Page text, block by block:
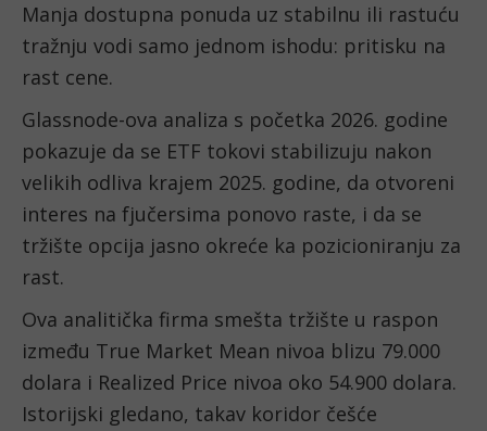
Manja dostupna ponuda uz stabilnu ili rastuću
tražnju vodi samo jednom ishodu: pritisku na
rast cene.
Glassnode-ova analiza s početka 2026. godine
pokazuje da se ETF tokovi stabilizuju nakon
velikih odliva krajem 2025. godine, da otvoreni
interes na fjučersima ponovo raste, i da se
tržište opcija jasno okreće ka pozicioniranju za
rast.
Ova analitička firma smešta tržište u raspon
između True Market Mean nivoa blizu 79.000
dolara i Realized Price nivoa oko 54.900 dolara.
Istorijski gledano, takav koridor češće